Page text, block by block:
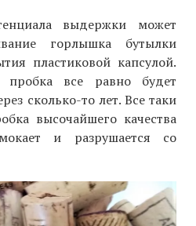
выдержки может
горлышка бутылки
пластиковой капсулой.
все равно будет
сколько-то лет. Все таки
высочайшего качества
и разрушается со